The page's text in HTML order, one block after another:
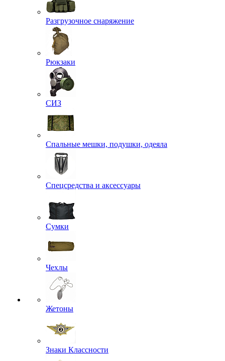
Разгрузочное снаряжение
Рюкзаки
СИЗ
Спальные мешки, подушки, одеяла
Спецсредства и аксессуары
Сумки
Чехлы
Жетоны
Знаки Классности